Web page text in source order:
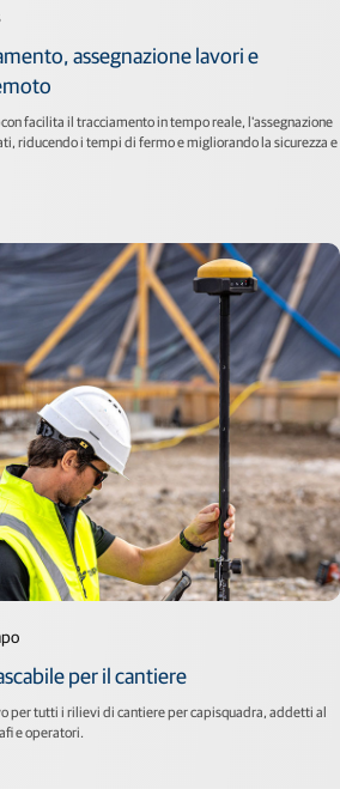
assegnazione lavori e
facilita il tracciamento in tempo reale, l'assegnazione
riducendo i tempi di fermo e migliorando la sicurezza e
per il cantiere
per tutti i rilievi di cantiere per capisquadra, addetti al
e operatori.